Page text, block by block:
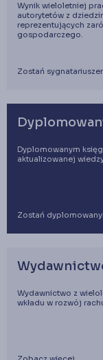
Wynik wieloletniej
autorytetów z
reprezentujących
gospodarczego.
Zostań
Dyplomowanym
aktualizowanej
Zostań
Wydawnictwo z
wkładu w rozwój